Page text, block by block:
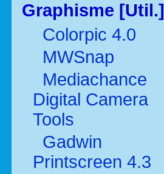
Graphisme [Util.]
Colorpic 4.0
MWSnap
Mediachance
Digital Camera
Tools
Gadwin
Printscreen 4.3